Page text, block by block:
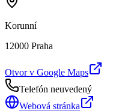
Korunní
12000 Praha
Otvor v Google Maps
Telefón neuvedený
Webová stránka